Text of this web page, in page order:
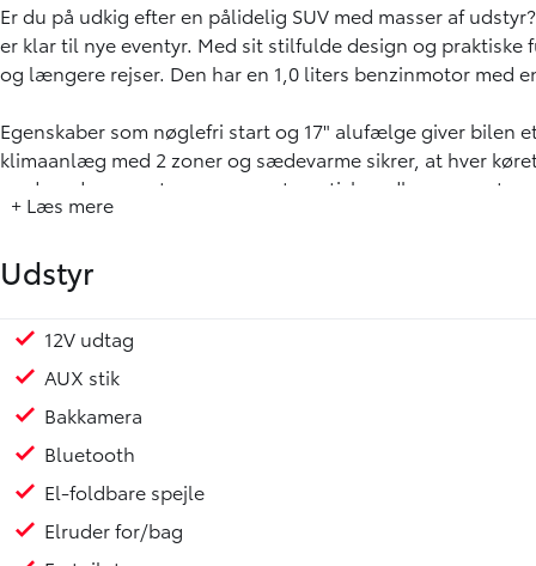
Er du på udkig efter en pålidelig SUV med masser af
er klar til nye eventyr. Med sit stilfulde design og
og længere rejser. Den har en 1,0 liters benzinmotor med
Egenskaber som nøglefri start og 17" alufælge giver bilen
klimaanlæg med 2 zoner og sædevarme sikrer, at hver
med moderne systemer som automatisk nødbremsesystem
- 12V udtag
- Bakkamera
- El-foldbare spejle
- Elruder for/bag
- Fartpilot
- Klimaanlæg 2-zoner
- Kørecomputer
+ Læs mere
Udstyr
12V udtag
AUX stik
Bakkamera
Bluetooth
El-foldbare spejle
Elruder for/bag
Sædevarme for
Touch skærm
17" Alufælge
Anhængertræk aftageligt
LED kørelys
Metallak
Tagræling
Tonede ruder
Tågelygter
Bagagerumsdækken
Justerbart rat
Kopholder
Læderrat
Splitbagsæde
Stofindtræk
ABS
Airbag
Antispin
Automatisk nødbremsesystem
Dæktrykssensor
ESP
Isofix
Selealarm
Selestrammer
Startspærre